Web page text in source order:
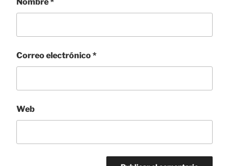
Nombre*
Correo electrónico*
Web